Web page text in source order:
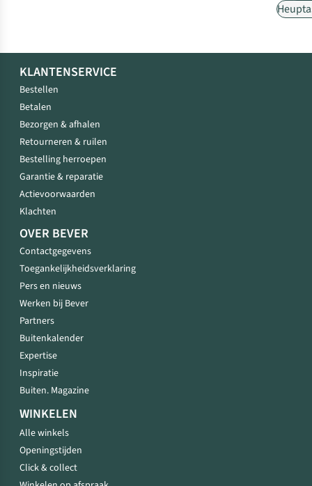
KLANTENSERVICE
Bestellen
Betalen
Bezorgen & afhalen
Retourneren & ruilen
Bestelling herroepen
Garantie & reparatie
Actievoorwaarden
Klachten
OVER BEVER
Contactgegevens
Toegankelijkheidsverklaring
Pers en nieuws
Werken bij Bever
Partners
Buitenkalender
Expertise
Inspiratie
Buiten. Magazine
WINKELEN
Alle winkels
Openingstijden
Click & collect